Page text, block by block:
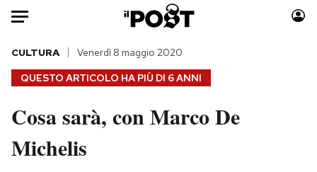
Auto
HOME
Italia
Politica
Moda
QUESTO ARTICOLO HA PIÙ DI 6 ANNI
CULTURA Venerdì 8 maggio 2020
Cosa sarà, con Marco De
Michelis